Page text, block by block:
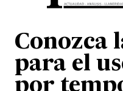
Conozca
para el
por